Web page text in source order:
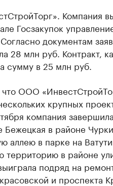
Компания
Госзакупок
документам
28 млн руб. Контракт,
сумму в 25 млн руб.
, что ООО
крупных
компания
в районе
аллею в парке на
территорию в районе
подряд на
и проспекта